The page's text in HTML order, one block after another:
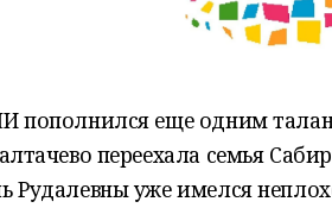
пополнился еще одним
переехала семья
Рудалевны уже имелся